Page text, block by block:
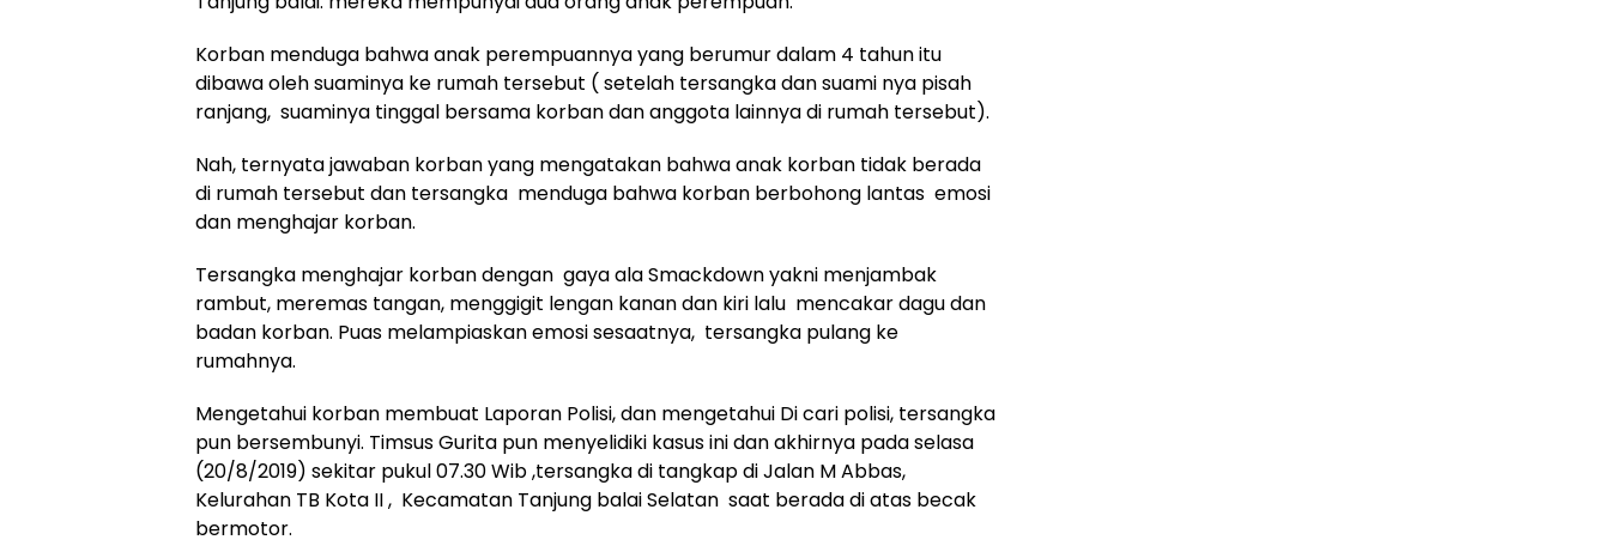
Korban menduga bahwa anak perempuannya yang berumur dalam 4 tahun itu
dibawa oleh suaminya ke rumah tersebut ( setelah tersangka dan suami nya pisah
ranjang, suaminya tinggal bersama korban dan anggota lainnya di rumah tersebut).
Nah, ternyata jawaban korban yang mengatakan bahwa anak korban tidak berada
di rumah tersebut dan tersangka menduga bahwa korban berbohong lantas emosi
dan menghajar korban.
Tersangka menghajar korban dengan gaya ala Smackdown yakni menjambak
rambut, meremas tangan, menggigit lengan kanan dan kiri lalu mencakar dagu dan
badan korban. Puas melampiaskan emosi sesaatnya, tersangka pulang ke
rumahnya.
Mengetahui korban membuat Laporan Polisi, dan mengetahui Di cari polisi, tersangka
pun bersembunyi. Timsus Gurita pun menyelidiki kasus ini dan akhirnya pada selasa
(20/8/2019) sekitar pukul 07.30 Wib ,tersangka di tangkap di Jalan M Abbas,
Kelurahan TB Kota II , Kecamatan Tanjung balai Selatan saat berada di atas becak
bermotor.